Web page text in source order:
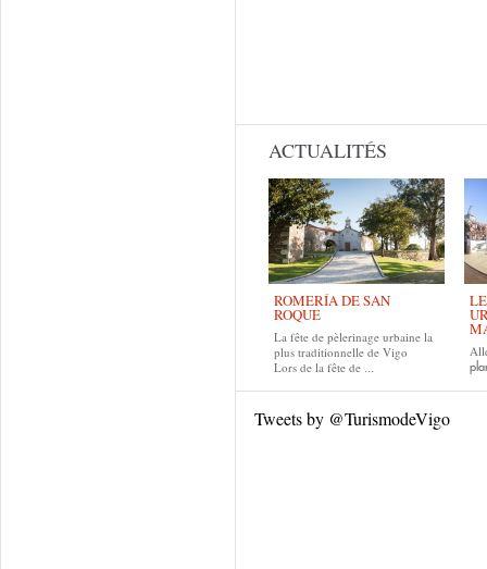
ACTUALITÉS
ROMERÍA DE SAN
ROQUE
La fête de pèlerinage urbaine la
plus traditionnelle de Vigo
Lors de la fête de ...
Tweets by @TurismodeVigo